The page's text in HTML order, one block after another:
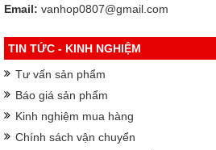
Email: vanhop0807@gmail.com
TIN TỨC - KINH NGHIỆM
Tư vấn sản phẩm
Báo giá sản phẩm
Kinh nghiệm mua hàng
Chính sách vận chuyển